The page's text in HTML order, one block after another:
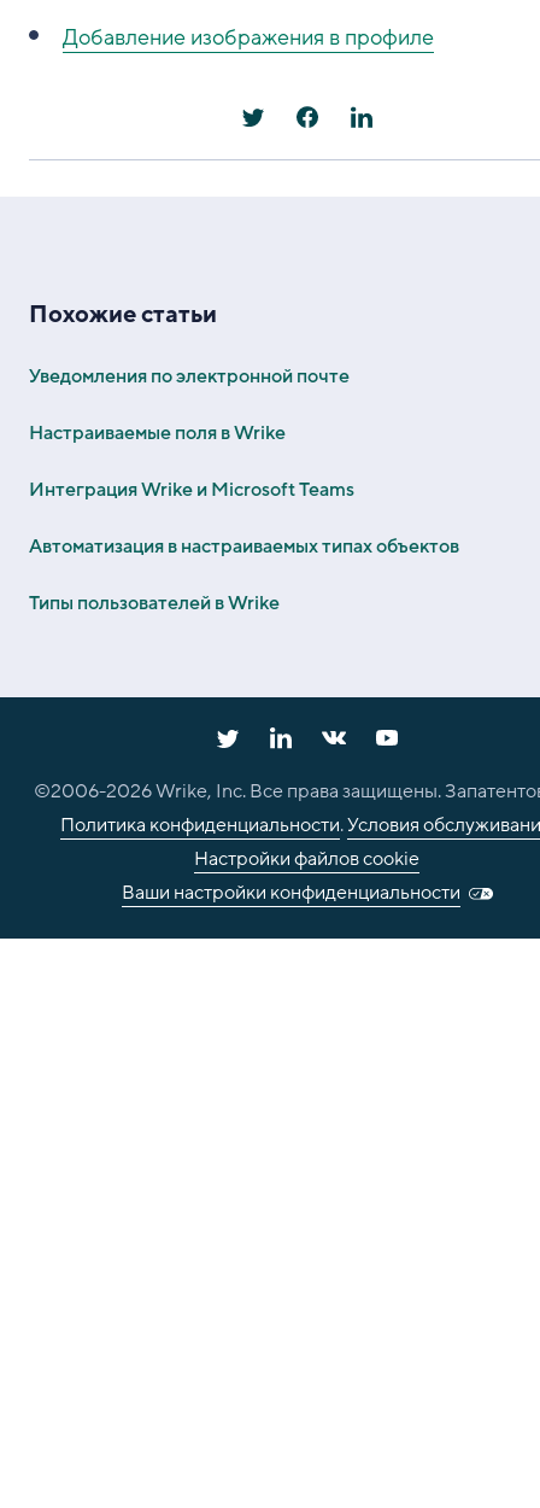
Добавление изображения в профиле
Похожие статьи
Уведомления по электронной почте
Настраиваемые поля в Wrike
Интеграция Wrike и Microsoft Teams
Автоматизация в настраиваемых типах объектов
Типы пользователей в Wrike
©2006-2026Wrike, Inc. Все права защищены.
Политика конфиденциальности.Условия
Настройки файлов cookie
Ваши настройки конфиденциальности